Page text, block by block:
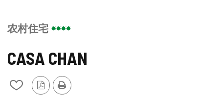
Castilla
León
CASA CHAN
从
PDF
版
打
印
农村住宅